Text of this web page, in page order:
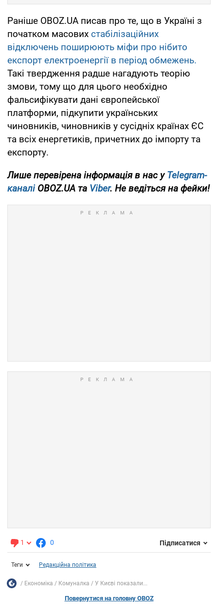
Раніше OBOZ.UA писав про те, що в Україні з
початком масових стабілізаційних
відключень поширюють міфи про нібито
експорт електроенергії в період обмежень.
Такі твердження радше нагадують теорію
змови, тому що для цього необхідно
фальсифікувати дані європейської
платформи, підкупити українських
чиновників, чиновників у сусідніх країнах ЄС
та всіх енергетиків, причетних до імпорту та
експорту.
Лише перевірена інформація в нас уTelegram-
каналіOBOZ.UA та Viber. Не ведіться на фейки!
1 0 Підписатися
Теги Редакційна політика
Економіка Комуналка У Києві показали...
Повернутися на головну OBOZ